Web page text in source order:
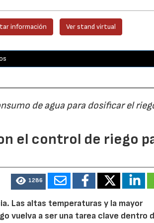
información Ver stand virtual
de agua para dosificar el
el control de riego
1286
Las altas temperaturas y la mayor
vuelva a ser una tarea clave dentro